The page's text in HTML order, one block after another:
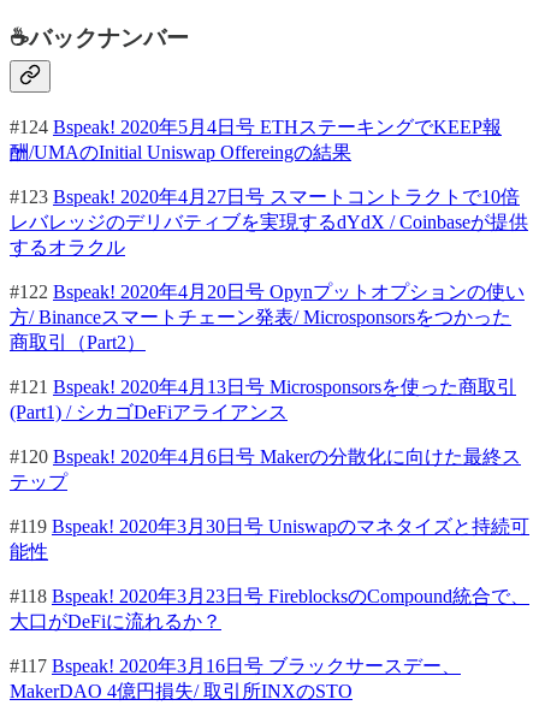
☕バックナンバー
#124 Bspeak! 2020年5月4日号 ETHステーキングでKEEP報
酬/UMAのInitial Uniswap Offereingの結果
#123 Bspeak! 2020年4月27日号 スマートコントラクトで10倍
レバレッジのデリバティブを実現するdYdX / Coinbaseが提供
するオラクル
#122 Bspeak! 2020年4月20日号 Opynプットオプションの使い
方/ Binanceスマートチェーン発表/ Microsponsorsをつかった
商取引（Part2）
#121 Bspeak! 2020年4月13日号 Microsponsorsを使った商取引
(Part1) / シカゴDeFiアライアンス
#120 Bspeak! 2020年4月6日号 Makerの分散化に向けた最終ス
テップ
#119 Bspeak! 2020年3月30日号 Uniswapのマネタイズと持続可
能性
#118 Bspeak! 2020年3月23日号 FireblocksのCompound統合で、
大口がDeFiに流れるか？
#117 Bspeak! 2020年3月16日号 ブラックサースデー、
MakerDAO 4億円損失/ 取引所INXのSTO